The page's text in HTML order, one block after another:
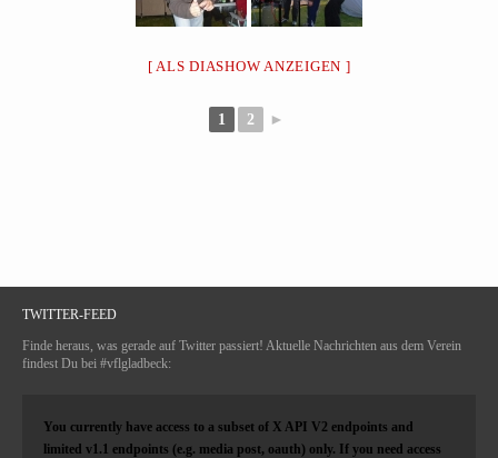
[ ALS DIASHOW ANZEIGEN ]
1 2 ►
TWITTER-FEED
Finde heraus, was gerade auf Twitter passiert! Aktuelle Nachrichten aus dem Verein
findest Du bei #vflgladbeck:
You currently have access to a subset of X API V2 endpoints and
limited v1.1 endpoints (e.g. media post, oauth) only. If you need access